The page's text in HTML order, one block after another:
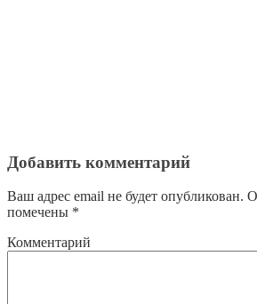
Добавить комментарий
Ваш адрес email не будет опубликован.
помечены *
Комментарий